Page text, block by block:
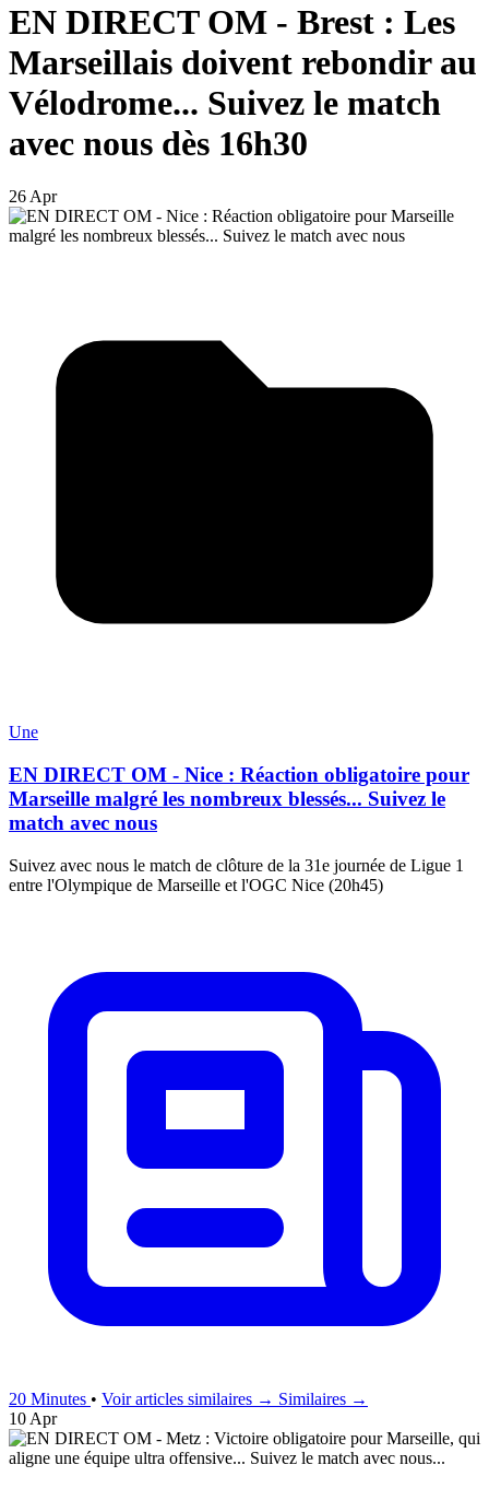
EN DIRECT OM - Brest : Les
Marseillais doivent rebondir au
Vélodrome... Suivez le match
avec nous dès 16h30
26 Apr
Une
EN DIRECT OM - Nice : Réaction obligatoire pour
Marseille malgré les nombreux blessés... Suivez le
match avec nous
Suivez avec nous le match de clôture de la 31e journée de Ligue 1
entre l'Olympique de Marseille et l'OGC Nice (20h45)
20 Minutes • Voir articles similaires → Similaires →
10 Apr